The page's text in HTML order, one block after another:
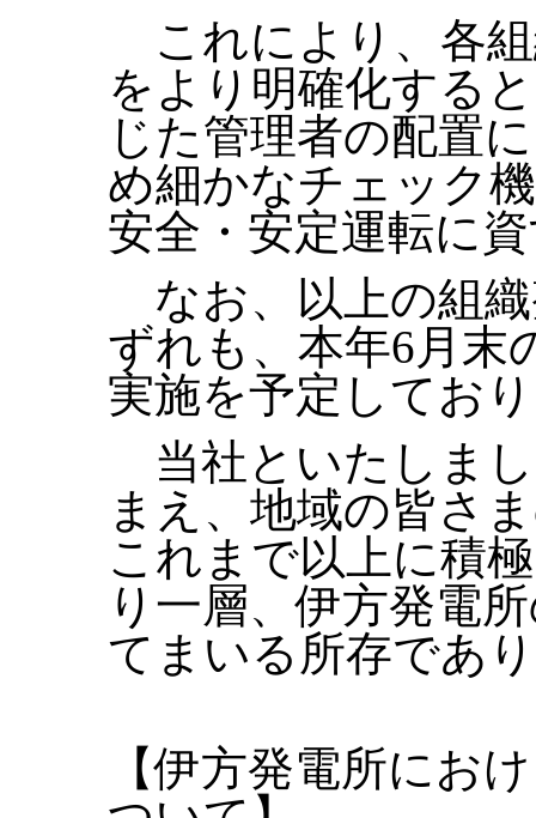
これにより、各
をより明確化する
じた管理者の配置
め細かなチェック
安全・安定運転に
なお、以上の組
ずれも、本年6月末
実施を予定してお
当社といたしま
まえ、地域の皆さ
これまで以上に積
り一層、伊方発電
てまいる所存であ
【伊方発電所にお